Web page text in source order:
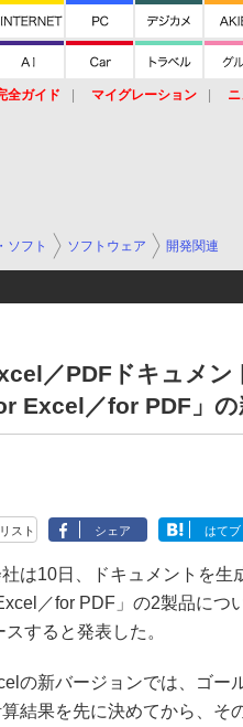
全ガイド マイグレーション
ソフト ソフトウェア 開発関連
／PDFドキュメン
Excel／for PDF」
リスト シェア はてブ
は10日、ドキュメントを生
／for PDF」の2製品につ
すると発表した。
の新バージョンでは、ゴー
結果を先に決めてから、そ